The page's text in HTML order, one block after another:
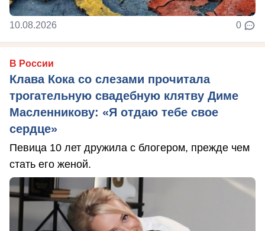
10.08.2026 0
В России
Клава Кока со слезами прочитала
трогательную свадебную клятву Диме
Масленникову: «Я отдаю тебе свое
сердце»
Певица 10 лет дружила с блогером, прежде чем
стать его женой.